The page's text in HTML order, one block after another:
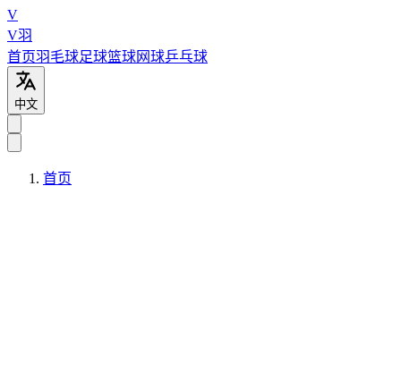
V
V羽
首页羽毛球足球篮球网球乒乓球
中文
首页